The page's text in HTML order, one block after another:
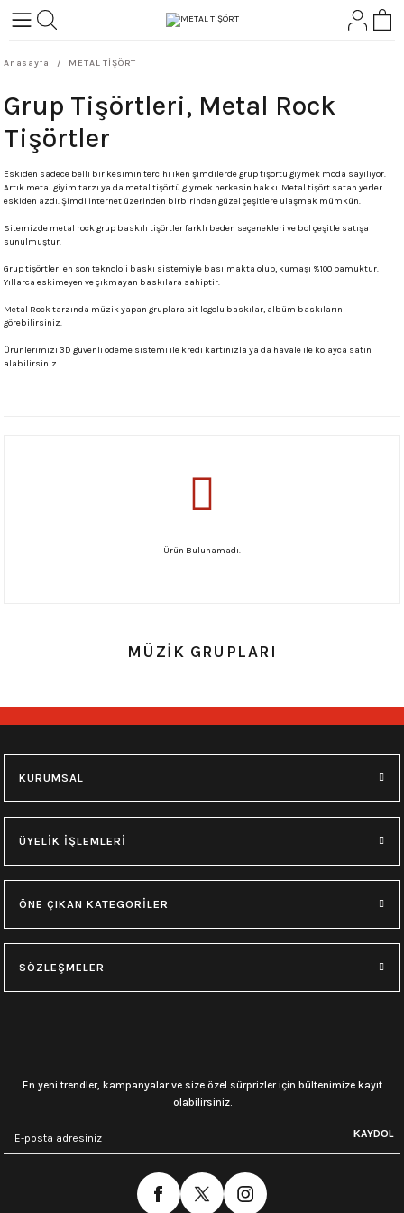
Geri Dön
ROCK
Geri Dön
Anasayfa METAL TİŞÖRT
Grup Tişörtleri, Metal Rock
Tişörtler
Eskiden sadece belli bir kesimin tercihi iken şimdilerde grup tişörtü giymek moda sayılıyor.
Artık metal giyim tarzı ya da metal tişörtü giymek herkesin hakkı. Metal tişört satan yerler
eskiden azdı. Şimdi internet üzerinden birbirinden güzel çeşitlere ulaşmak mümkün.
Sitemizde metal rock grup baskılı tişörtler farklı beden seçenekleri ve bol çeşitle satışa
sunulmuştur.
Grup tişörtleri en son teknoloji baskı sistemiyle basılmakta olup, kumaşı %100 pamuktur.
Yıllarca eskimeyen ve çıkmayan baskılara sahiptir.
Metal Rock tarzında müzik yapan gruplara ait logolu baskılar, albüm baskılarını
görebilirsiniz.
Ürünlerimizi 3D güvenli ödeme sistemi ile kredi kartınızla ya da havale ile kolayca satın
alabilirsiniz.
Ürün Bulunamadı.
MÜZİK GRUPLARI
KURUMSAL
ÜYELİK İŞLEMLERİ
ÖNE ÇIKAN KATEGORİLER
SÖZLEŞMELER
En yeni trendler, kampanyalar ve size özel sürprizler için bültenimize kayıt
olabilirsiniz.
KAYDOL